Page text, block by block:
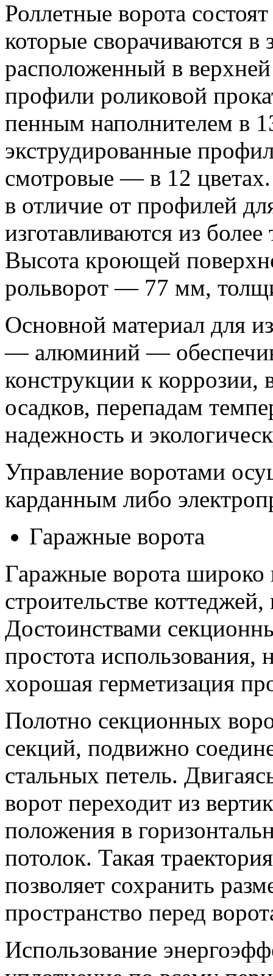
Роллетные ворота
которые сворачиваются
расположенный в
профили роликовой
пенным наполнителем в
экструдированные
смотровые — в 12
в отличие от профилей
изготавливаются из
Высота кроющей
рольворот — 77 мм,
Основной материал для
— алюминий —
конструкции к коррозии,
осадков, перепадам
надежность и
Управление воротами
карданным либо
Гаражные ворота
Гаражные ворота широко
строительстве
Достоинствами
простота использования,
хорошая герметизация
Полотно секционных
секций, подвижно
стальных петель.
ворот переходит из
положения в
потолок. Такая
позволяет сохранить
пространство перед
Использование